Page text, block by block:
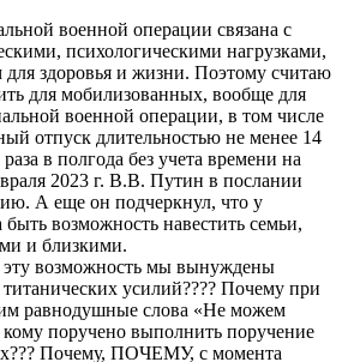
военной операции связана с
психологическими нагрузками,
здоровья и жизни. Поэтому считаю
для мобилизованных, вообще для
военной операции, в том числе
отпуск длительностью не менее 14
в полгода без учета времени на
2023 г. В.В. Путин в послании
А еще он подчеркнул, что у
возможность навестить семьи,
и близкими.
возможность мы вынуждены
усилий???? Почему при
равнодушные слова «Не можем
поручено выполнить поручение
Почему, ПОЧЕМУ, с момента